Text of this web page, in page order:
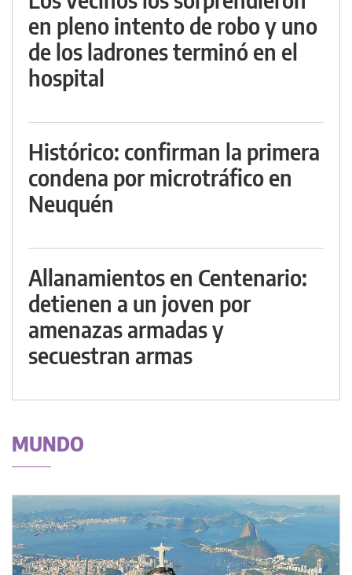
en pleno intento de robo y uno
de los ladrones terminó en el
hospital
Histórico: confirman la primera
condena por microtráfico en
Neuquén
Allanamientos en Centenario:
detienen a un joven por
amenazas armadas y
secuestran armas
MUNDO